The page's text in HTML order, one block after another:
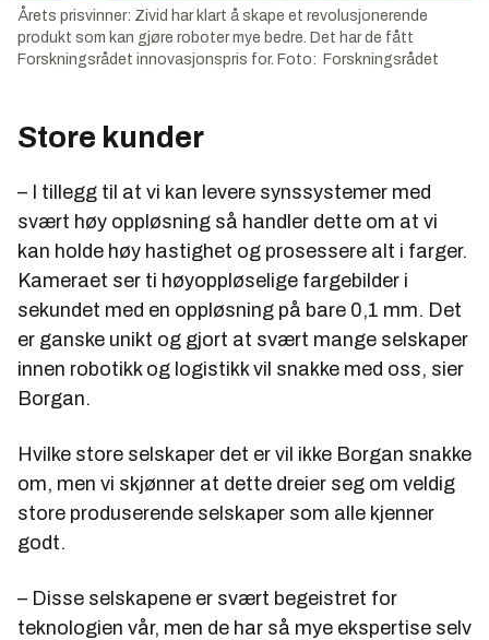
Årets prisvinner: Zivid har klart å skape et revolusjonerende
produkt som kan gjøre roboter mye bedre. Det har de fått
Forskningsrådet innovasjonspris for. Foto: Forskningsrådet
Store kunder
– I tillegg til at vi kan levere synssystemer med
svært høy oppløsning så handler dette om at vi
kan holde høy hastighet og prosessere alt i farger.
Kameraet ser ti høyoppløselige fargebilder i
sekundet med en oppløsning på bare 0,1 mm. Det
er ganske unikt og gjort at svært mange selskaper
innen robotikk og logistikk vil snakke med oss, sier
Borgan.
Hvilke store selskaper det er vil ikke Borgan snakke
om, men vi skjønner at dette dreier seg om veldig
store produserende selskaper som alle kjenner
godt.
– Disse selskapene er svært begeistret for
teknologien vår, men de har så mye ekspertise selv